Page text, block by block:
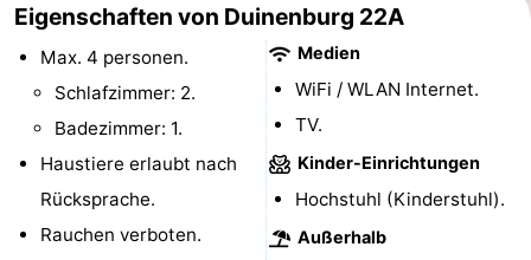
Spielplätze
Indoor-
Spielplätze
Bowling
Minigolfplätze
Wellness-
Eigenschaften von Duinenburg 22A
Max. 4 personen.
Schlafzimmer: 2.
Badezimmer: 1.
Haustiere erlaubt nach
Rücksprache.
Rauchen verboten.
Medien
WiFi / WLAN Internet.
TV.
Kinder-Einrichtungen
Hochstuhl (Kinderstuhl).
Außerhalb